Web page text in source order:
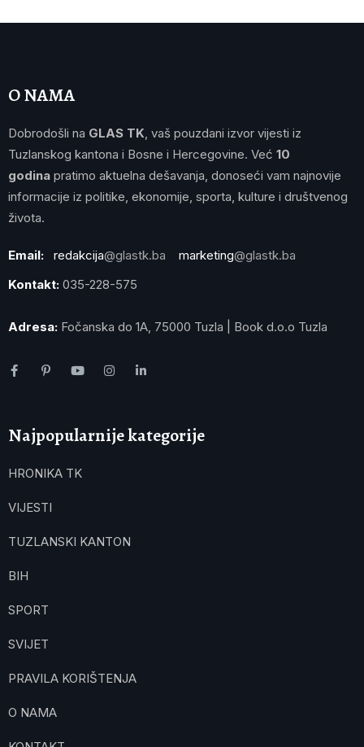
O NAMA
Dobrodošli na GLAS TK , vaš pouzdani izvor vijesti iz
Tuzlanskog kantona i Bosne i Hercegovine. Već 10
godina pratimo aktuelna dešavanja, donoseći vam najnovije
informacije iz politike, ekonomije, sporta, kulture i društvenog
života.
Email: redakcija@glastk.ba marketing@glastk.ba
Kontakt: 035-228-575
Adresa: Fočanska do 1A, 75000 Tuzla | Book d.o.o Tuzla
Najpopularnije kategorije
HRONIKA TK
VIJESTI
TUZLANSKI KANTON
BIH
SPORT
SVIJET
PRAVILA KORIŠTENJA
O NAMA